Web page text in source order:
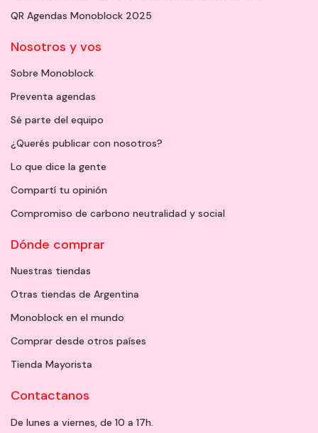
QR Agendas Monoblock 2025
Nosotros y vos
Sobre Monoblock
Preventa agendas
Sé parte del equipo
¿Querés publicar con nosotros?
Lo que dice la gente
Compartí tu opinión
Compromiso de carbono neutralidad y social
Dónde comprar
Nuestras tiendas
Otras tiendas de Argentina
Monoblock en el mundo
Comprar desde otros países
Tienda Mayorista
Contactanos
De lunes a viernes, de 10 a 17h.